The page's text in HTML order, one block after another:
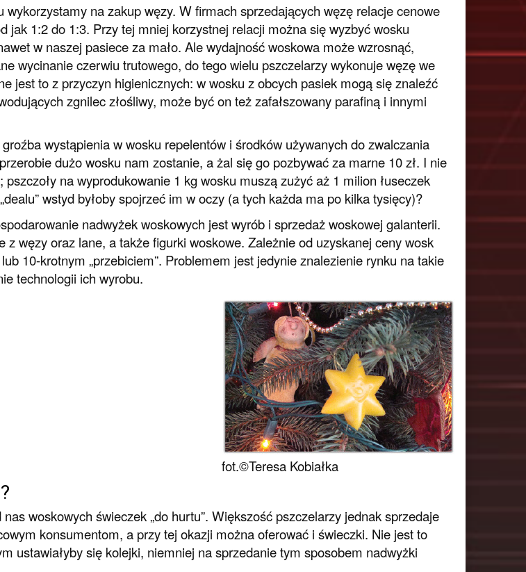
wykorzystamy na zakup węzy. W firmach sprzedających węzę relacje cenowe
jak 1:2 do 1:3. Przy tej mniej korzystnej relacji można się wyzbyć wosku
w naszej pasiece za mało. Ale wydajność woskowa może wzrosnąć,
wycinanie czerwiu trutowego, do tego wielu pszczelarzy wykonuje węzę we
jest to z przyczyn higienicznych: w wosku z obcych pasiek mogą się znaleźć
zgnilec złośliwy, może być on też zafałszowany parafiną i innymi
wystąpienia w wosku repelentów i środków używanych do zwalczania
dużo wosku nam zostanie, a żal się go pozbywać za marne 10 zł. I nie
na wyprodukowanie 1 kg wosku muszą zużyć aż 1 milion łuseczek
wstyd byłoby spojrzeć im w oczy (a tych każda ma po kilka tysięcy)?
nadwyżek woskowych jest wyrób i sprzedaż woskowej galanterii.
z węzy oraz lane, a także figurki woskowe. Zależnie od uzyskanej ceny wosk
10-krotnym „przebiciem”. Problemem jest jedynie znalezienie rynku na takie
technologii ich wyrobu.
fot.©Teresa Kobiałka
woskowych świeczek „do hurtu”. Większość pszczelarzy jednak sprzedaje
konsumentom, a przy tej okazji można oferować i świeczki. Nie jest to
ustawiałyby się kolejki, niemniej na sprzedanie tym sposobem nadwyżki